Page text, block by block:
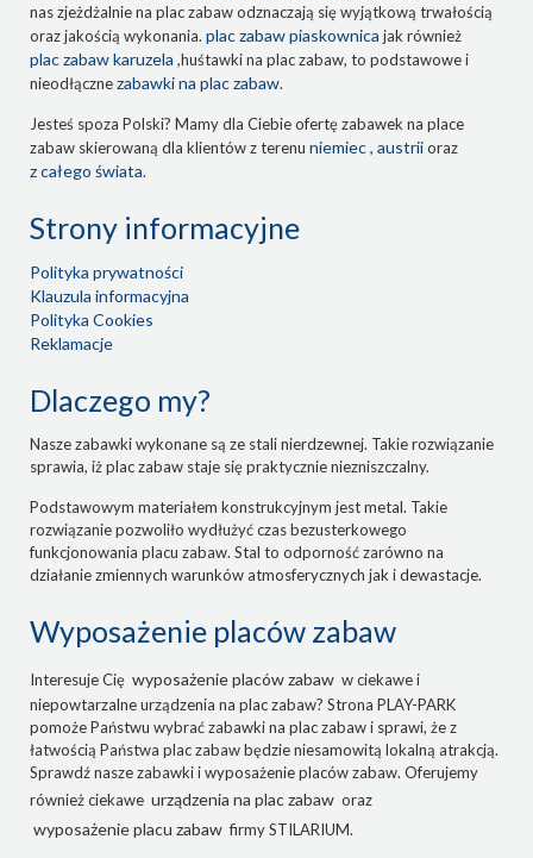
nas zjeżdżalnie na plac zabaw odznaczają się wyjątkową trwałością
oraz jakością wykonania. plac zabaw piaskownica jak również
plac zabaw karuzela ,huśtawki na plac zabaw, to podstawowe i
nieodłącznezabawki na plac zabaw.
Jesteś spoza Polski? Mamy dla Ciebie ofertę zabawek na place
zabaw skierowaną dla klientów z terenu niemiec , austriioraz
z całego świata.
Strony informacyjne
Polityka prywatności
Klauzula informacyjna
Polityka Cookies
Reklamacje
Dlaczego my?
Nasze zabawki wykonane są ze stali nierdzewnej. Takie rozwiązanie
sprawia, iż plac zabaw staje się praktycznie niezniszczalny.
Podstawowym materiałem konstrukcyjnym jest metal. Takie
rozwiązanie pozwoliło wydłużyć czas bezusterkowego
funkcjonowania placu zabaw. Stal to odporność zarówno na
działanie zmiennych warunków atmosferycznych jak i dewastacje.
Wyposażenie placów zabaw
Interesuje Cię wyposażenie placów zabaw w ciekawe i
niepowtarzalne urządzenia na plac zabaw? Strona PLAY-PARK
pomoże Państwu wybrać zabawki na plac zabaw i sprawi, że z
łatwością Państwa plac zabaw będzie niesamowitą lokalną atrakcją.
Sprawdź nasze zabawki i wyposażenie placów zabaw. Oferujemy
również ciekawe urządzenia na plac zabaw oraz
wyposażenie placu zabaw firmy STILARIUM.